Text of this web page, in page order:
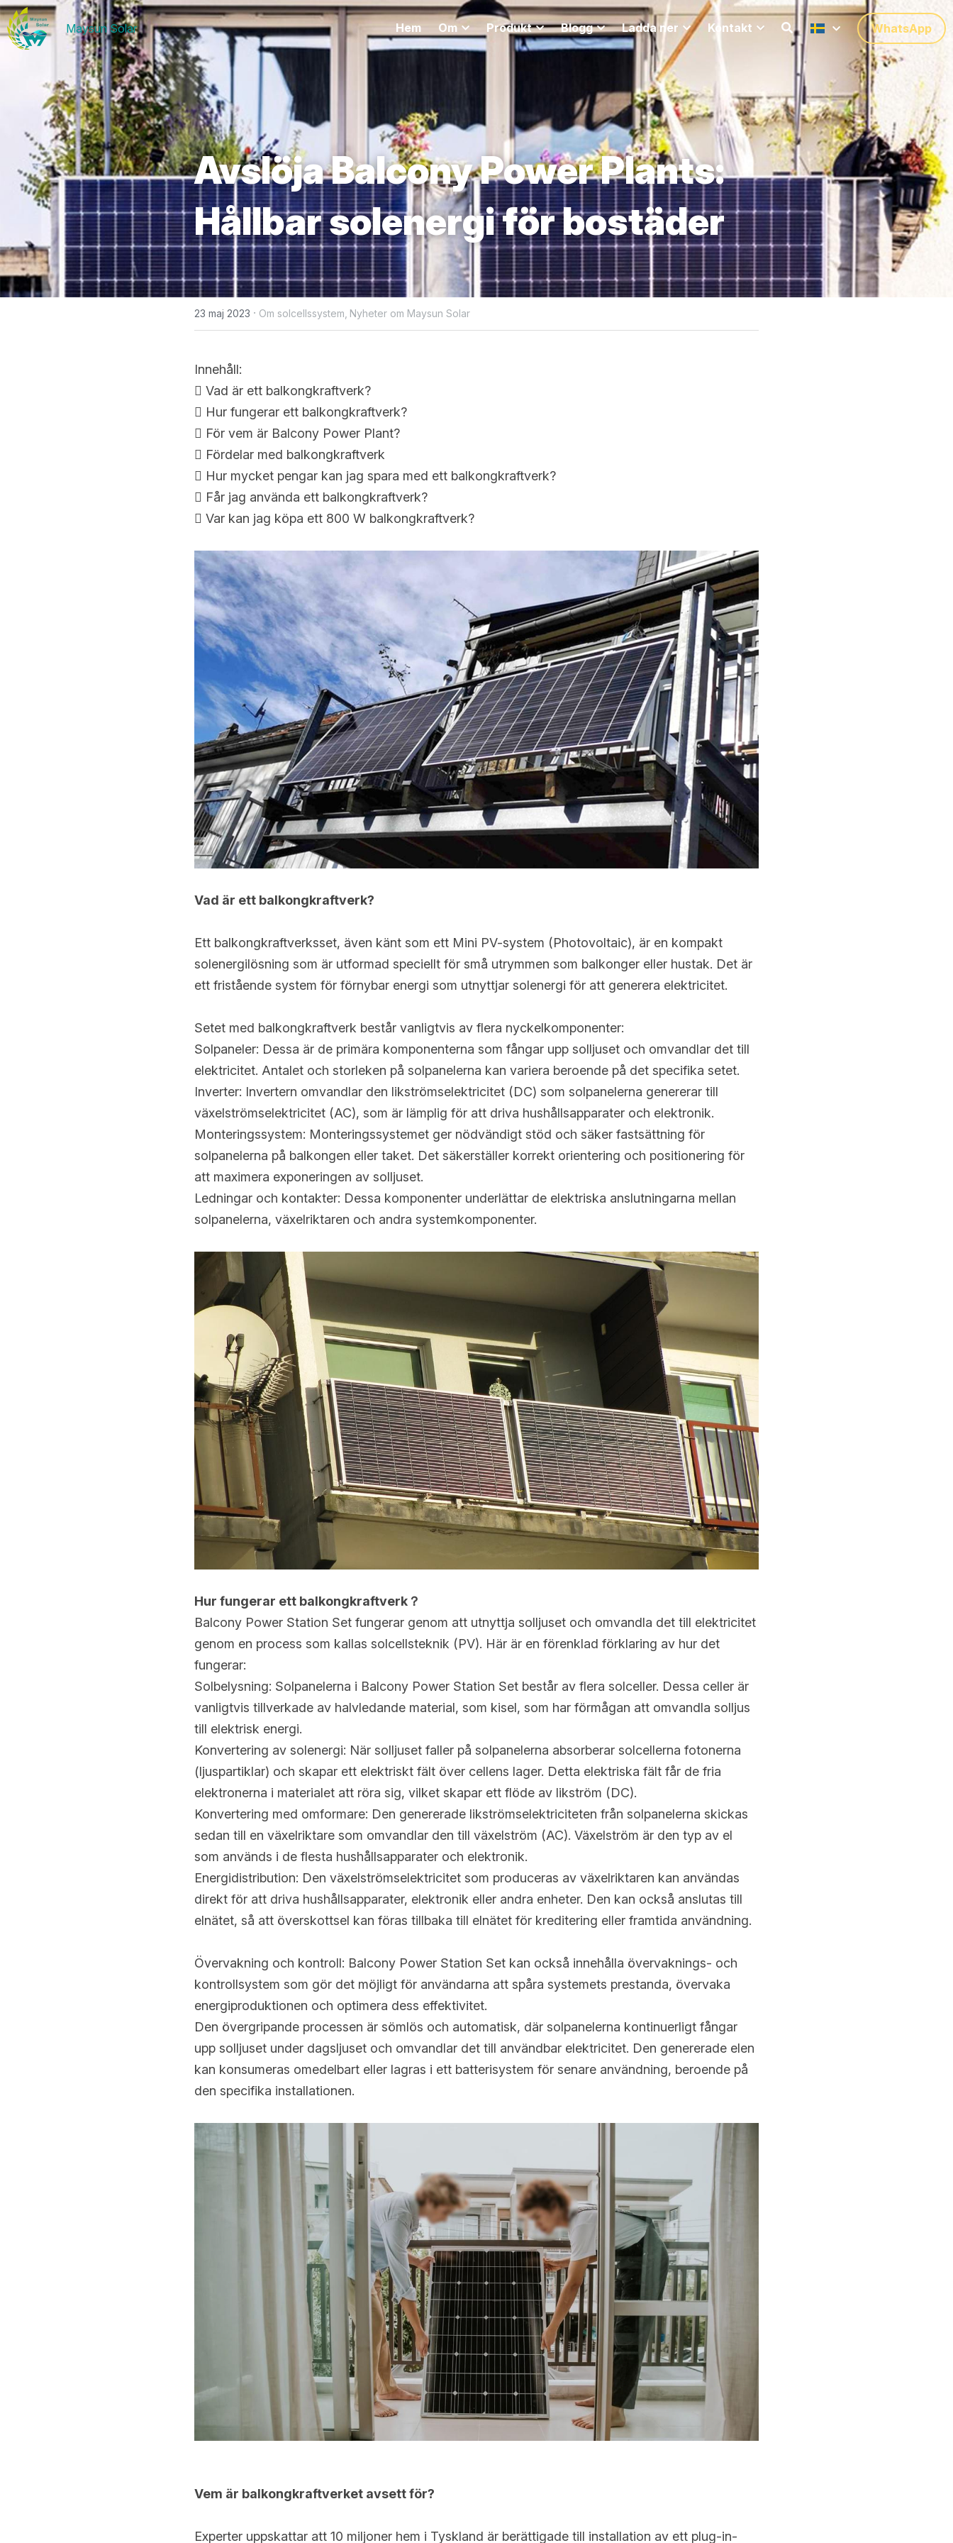
Maysun Solar Hem Om Produkt Blogg Ladda ner Kontakt WhatsApp
Avslöja Balcony Power Plants:
Hållbar solenergi för bostäder
23 maj 2023 · Om solcellssystem, Nyheter om Maysun Solar
Innehåll:
 Vad är ett balkongkraftverk?
 Hur fungerar ett balkongkraftverk?
 För vem är Balcony Power Plant?
 Fördelar med balkongkraftverk
 Hur mycket pengar kan jag spara med ett balkongkraftverk?
 Får jag använda ett balkongkraftverk?
 Var kan jag köpa ett 800 W balkongkraftverk?
Vad är ett balkongkraftverk?
Ett balkongkraftverksset, även känt som ett Mini PV-system (Photovoltaic), är en kompakt
solenergilösning som är utformad speciellt för små utrymmen som balkonger eller hustak. Det är
ett fristående system för förnybar energi som utnyttjar solenergi för att generera elektricitet.
Setet med balkongkraftverk består vanligtvis av flera nyckelkomponenter:
Solpaneler: Dessa är de primära komponenterna som fångar upp solljuset och omvandlar det till
elektricitet. Antalet och storleken på solpanelerna kan variera beroende på det specifika setet.
Inverter: Invertern omvandlar den likströmselektricitet (DC) som solpanelerna genererar till
växelströmselektricitet (AC), som är lämplig för att driva hushållsapparater och elektronik.
Monteringssystem: Monteringssystemet ger nödvändigt stöd och säker fastsättning för
solpanelerna på balkongen eller taket. Det säkerställer korrekt orientering och positionering för
att maximera exponeringen av solljuset.
Ledningar och kontakter: Dessa komponenter underlättar de elektriska anslutningarna mellan
solpanelerna, växelriktaren och andra systemkomponenter.
Hur fungerar ett balkongkraftverk？
Balcony Power Station Set fungerar genom att utnyttja solljuset och omvandla det till elektricitet
genom en process som kallas solcellsteknik (PV). Här är en förenklad förklaring av hur det
fungerar:
Solbelysning: Solpanelerna i Balcony Power Station Set består av flera solceller. Dessa celler är
vanligtvis tillverkade av halvledande material, som kisel, som har förmågan att omvandla solljus
till elektrisk energi.
Konvertering av solenergi: När solljuset faller på solpanelerna absorberar solcellerna fotonerna
(ljuspartiklar) och skapar ett elektriskt fält över cellens lager. Detta elektriska fält får de fria
elektronerna i materialet att röra sig, vilket skapar ett flöde av likström (DC).
Konvertering med omformare: Den genererade likströmselektriciteten från solpanelerna skickas
sedan till en växelriktare som omvandlar den till växelström (AC). Växelström är den typ av el
som används i de flesta hushållsapparater och elektronik.
Energidistribution: Den växelströmselektricitet som produceras av växelriktaren kan användas
direkt för att driva hushållsapparater, elektronik eller andra enheter. Den kan också anslutas till
elnätet, så att överskottsel kan föras tillbaka till elnätet för kreditering eller framtida användning.
Övervakning och kontroll: Balcony Power Station Set kan också innehålla övervaknings- och
kontrollsystem som gör det möjligt för användarna att spåra systemets prestanda, övervaka
energiproduktionen och optimera dess effektivitet.
Den övergripande processen är sömlös och automatisk, där solpanelerna kontinuerligt fångar
upp solljuset under dagsljuset och omvandlar det till användbar elektricitet. Den genererade elen
kan konsumeras omedelbart eller lagras i ett batterisystem för senare användning, beroende på
den specifika installationen.
Vem är balkongkraftverket avsett för?
Experter uppskattar att 10 miljoner hem i Tyskland är berättigade till installation av ett plug-in-